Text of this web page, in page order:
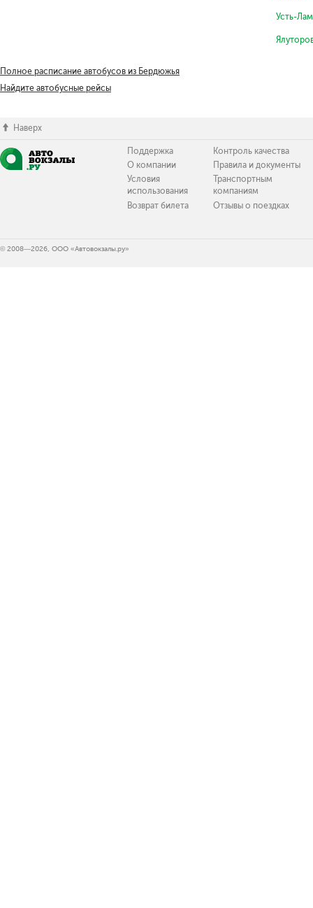
Усть-
Полное расписание автобусов из Бердюжья
Найдите автобусные рейсы
Наверх
Поддержка
О компании
Условия
использования
Возврат билета
Контроль качества
Правила и документы
Транспортным
компаниям
Отзывы о поездках
© 2008—2026, ООО «Автовокзалы.ру»